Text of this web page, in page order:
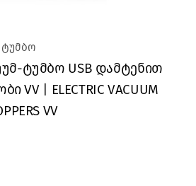
ტუმბო
ტუმბო USB დამტენით
VV | ELECTRIC VACUUM
VV